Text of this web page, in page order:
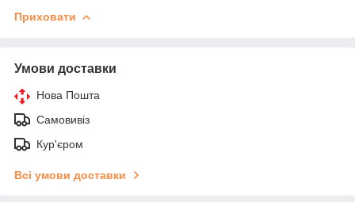
Приховати
Умови доставки
Нова Пошта
Самовивіз
Кур'єром
Всі умови доставки